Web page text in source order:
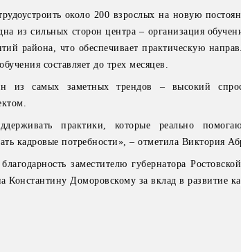
около 200 взрослых на новую
из сильных сторон центра – организация
района, что обеспечивает практическую
составляет до трех месяцев.
из самых заметных трендов – высокий
практики, которые реально
кадровые потребности», – отметила Виктория
заместителю губернатора
Константину Доморовскому за вклад в развитие